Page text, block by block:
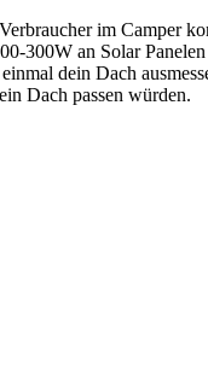
im Camper
300W an Solar
dein Dach
Dach passen würden.